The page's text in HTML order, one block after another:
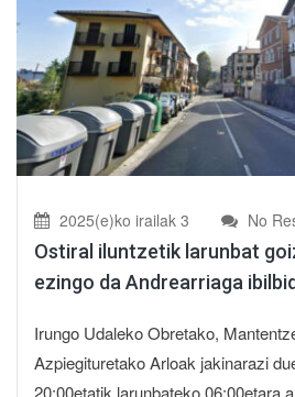
2025(e)ko irailak 3 No
Ostiral iluntzetik larunbat
ezingo da Andrearriaga
Irungo Udaleko Obretako,
Azpiegituretako Arloak jakinarazi
20:00etatik larunbateko 06:00etara